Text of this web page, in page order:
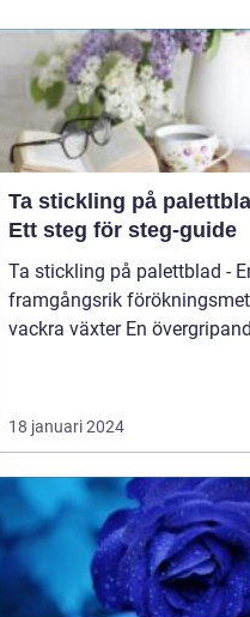
Ta stickling på
Ett steg för steg-guide
Ta stickling på palettblad -
framgångsrik
vackra växter En
18 januari 2024